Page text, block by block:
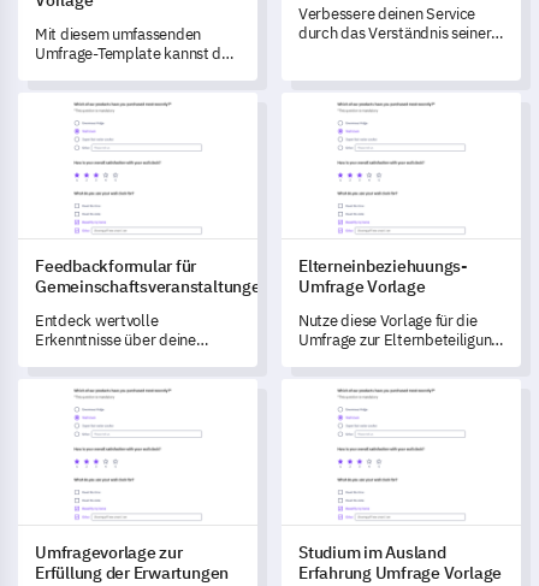
Mit diesem umfassenden
Umfrage-Template kannst du
verschiedene Schweregrade
von Essstörungen gewinnen.
Verbessere deinen Service
durch das Verständnis seiner
Feedbackformular für Gemeinschaftsveranstaltungen
Feedbackformular für
Gemeinschaftsveranstaltungen
Entdeck wertvolle
Erkenntnisse über deine
umfassenden Feedback-
Formularvorlage.
Elterneinbeziehuungs-
Elterneinbeziehuungs-
Umfrage Vorlage
Nutze diese Vorlage für die
Umfrage zur Elternbeteiligung,
Lernprozess ihres Kindes zu
verstehen und zu optimieren.
Umfragevorlage zur Erfüllung der Erwartungen
Umfragevorlage zur
Erfüllung der Erwartungen
Studium im Ausland
Studium im Ausland
Erfahrung Umfrage Vorlage